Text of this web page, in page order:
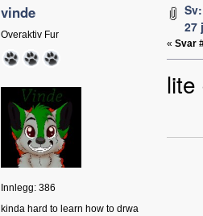
vinde
Overaktiv Fur
Innlegg: 386
kinda hard to learn how to drwa
27
« Svar